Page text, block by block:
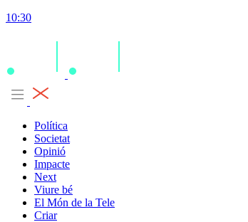
10:30
Política
Societat
Opinió
Impacte
Next
Viure bé
El Món de la Tele
Criar